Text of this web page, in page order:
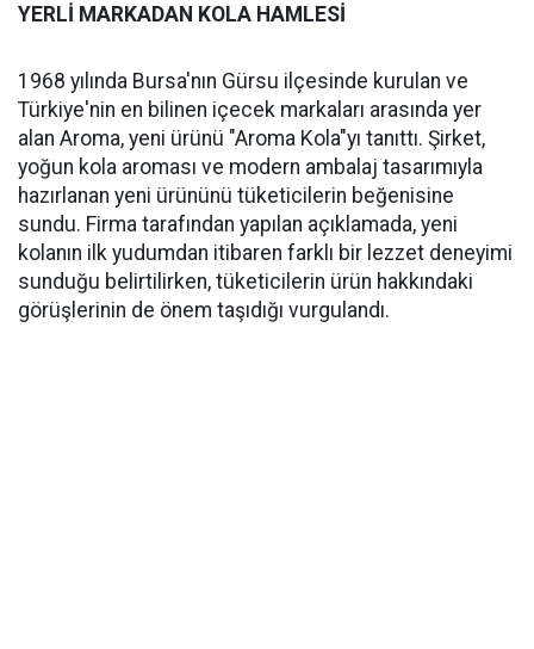
YERLİ MARKADAN KOLA HAMLESİ
1968 yılında Bursa'nın Gürsu ilçesinde kurulan ve
Türkiye'nin en bilinen içecek markaları arasında yer
alan Aroma, yeni ürünü "Aroma Kola"yı tanıttı. Şirket,
yoğun kola aroması ve modern ambalaj tasarımıyla
hazırlanan yeni ürününü tüketicilerin beğenisine
sundu. Firma tarafından yapılan açıklamada, yeni
kolanın ilk yudumdan itibaren farklı bir lezzet deneyimi
sunduğu belirtilirken, tüketicilerin ürün hakkındaki
görüşlerinin de önem taşıdığı vurgulandı.